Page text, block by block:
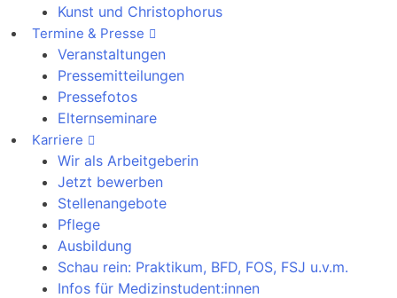
Kunst und Christophorus
Termine & Presse
Veranstaltungen
Pressemitteilungen
Pressefotos
Elternseminare
Karriere
Wir als Arbeitgeberin
Jetzt bewerben
Stellenangebote
Pflege
Ausbildung
Schau rein: Praktikum, BFD, FOS, FSJ u.v.m.
Infos für Medizinstudent:innen